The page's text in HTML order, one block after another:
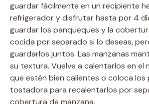
guardar fácilmente en un recipiente
refrigerador y disfrutar hasta por 4
guardar los panqueques y la
cocida por separado si lo deseas,
guardarlos juntos. Las manzanas
su textura. Vuelve a calentarlos en el
que estén bien calientes o coloca los
tostadora para recalentarlos por
cobertura de manzana.